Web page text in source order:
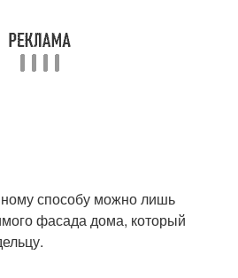
способу можно лишь
фасада дома, который